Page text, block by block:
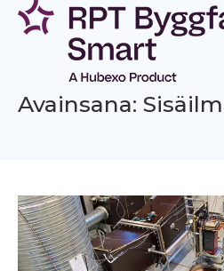
Siirry
sisältöön
Avainsana: